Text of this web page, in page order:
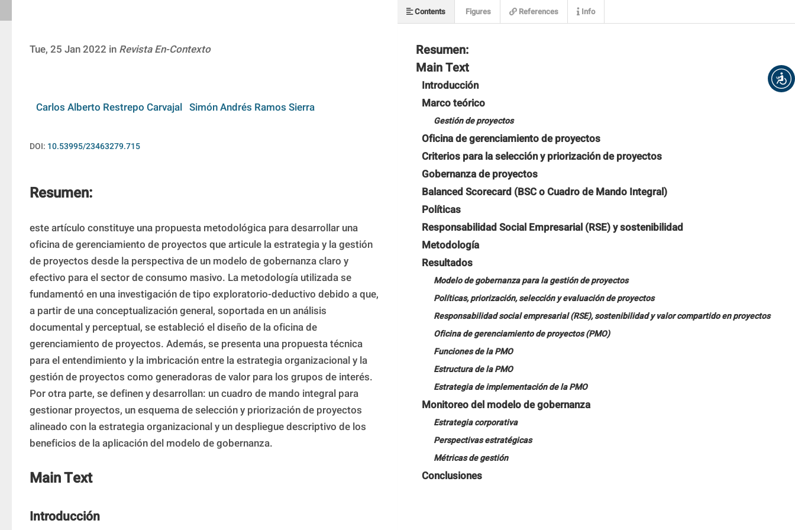
Tue, 25 Jan 2022 in Revista En-Contexto
Carlos Alberto Restrepo Carvajal Simón Andrés Ramos Sierra
DOI: 10.53995/23463279.715
Resumen:
este artículo constituye una propuesta metodológica para desarrollar una
oficina de gerenciamiento de proyectos que articule la estrategia y la gestión
de proyectos desde la perspectiva de un modelo de gobernanza claro y
efectivo para el sector de consumo masivo. La metodología utilizada se
fundamentó en una investigación de tipo exploratorio-deductivo debido a que,
a partir de una conceptualización general, soportada en un análisis
documental y perceptual, se estableció el diseño de la oficina de
gerenciamiento de proyectos. Además, se presenta una propuesta técnica
para el entendimiento y la imbricación entre la estrategia organizacional y la
gestión de proyectos como generadoras de valor para los grupos de interés.
Por otra parte, se definen y desarrollan: un cuadro de mando integral para
gestionar proyectos, un esquema de selección y priorización de proyectos
alineado con la estrategia organizacional y un despliegue descriptivo de los
beneficios de la aplicación del modelo de gobernanza.
Main Text
Introducción
Resumen:
Main Text
Introducción
Marco teórico
Gestión de proyectos
Oficina de gerenciamiento de proyectos
Criterios para la selección y priorización de proyectos
Gobernanza de proyectos
Balanced Scorecard (BSC o Cuadro de Mando Integral)
Políticas
Responsabilidad Social Empresarial (RSE) y sostenibilidad
Metodología
Resultados
Modelo de gobernanza para la gestión de proyectos
Políticas, priorización, selección y evaluación de proyectos
Responsabilidad social empresarial (RSE), sostenibilidad y valor compartido en proyectos
Oficina de gerenciamiento de proyectos (PMO)
Funciones de la PMO
Estructura de la PMO
Estrategia de implementación de la PMO
Monitoreo del modelo de gobernanza
Estrategia corporativa
Perspectivas estratégicas
Métricas de gestión
Conclusiones
Contents Figures References Info